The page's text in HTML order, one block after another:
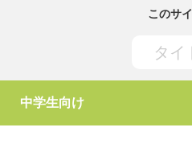
このサ
中学生向け